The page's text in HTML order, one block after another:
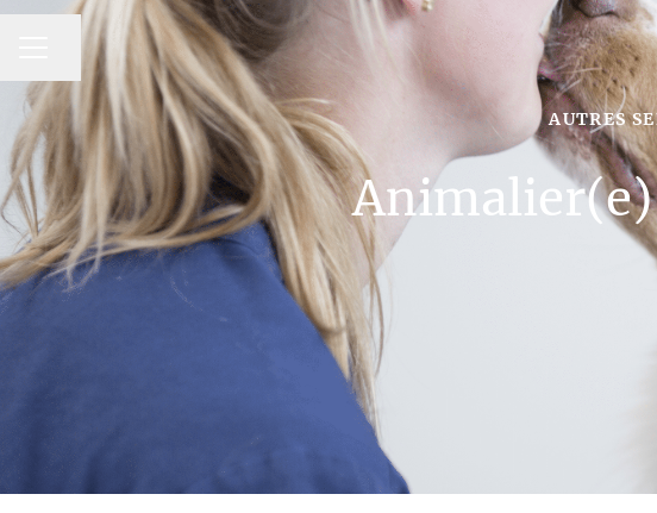
MENU CARRIÈRE
Partager la page
AUTRES